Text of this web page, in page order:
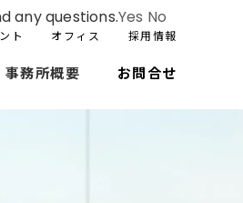
ト オフィス 採用情報
事務所概要 お問合せ
any questions.Yes No